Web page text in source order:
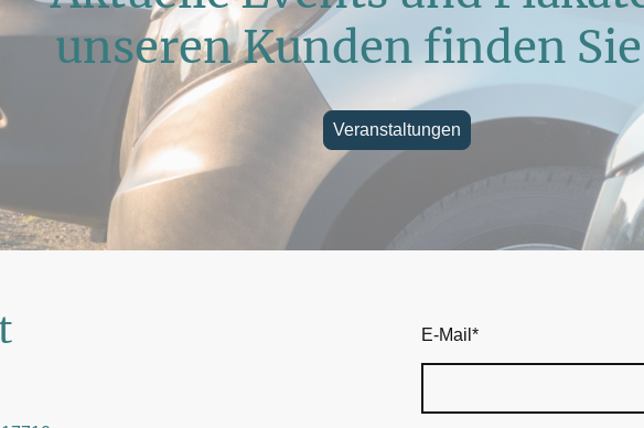
unseren Kunden finden
Veranstaltungen
E-Mail *